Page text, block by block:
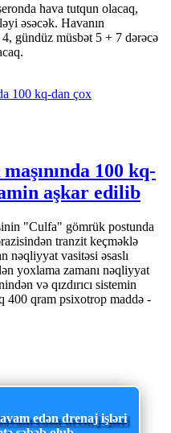
hava tutqun olacaq,
əsəcək. Havanın
gündüz müsbət 5 + 7 dərəcə
100 kq-
aşkar edilib
"Culfa" gömrük postunda
tranzit keçməklə
vasitəsi əsaslı
yoxlama zamanı nəqliyyat
və qızdırıcı sistemin
400 qram psixotrop maddə -
edən drenaj işləri